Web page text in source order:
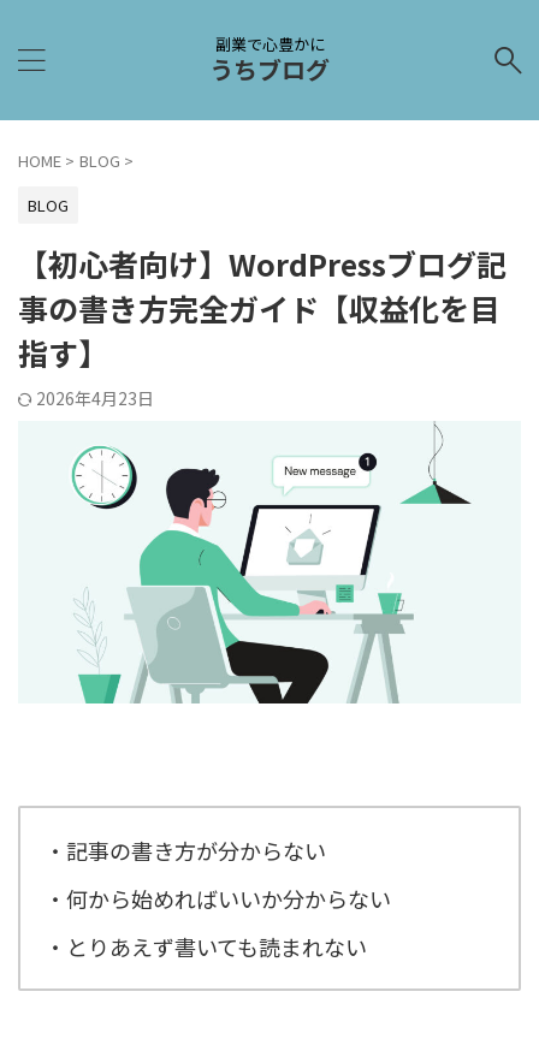
副業で心豊かに
うちブログ
HOME > BLOG >
BLOG
【初心者向け】WordPressブログ記
事の書き方完全ガイド【収益化を目
指す】
2026年4月23日
・記事の書き方が分からない
・何から始めればいいか分からない
・とりあえず書いても読まれない